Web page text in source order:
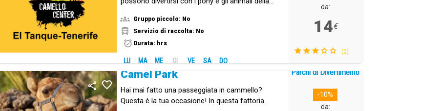
Gruppo piccolo: No
Servizio di raccolta: No
Durata: hrs
LU MA ME GI VE SA DO
da:
14€
(2)
Camel Park
Hai mai fatto una passeggiata in cammello?
Questa è la tua occasione! In questa fattoria
Parchi di Divertimento
-10%
da: